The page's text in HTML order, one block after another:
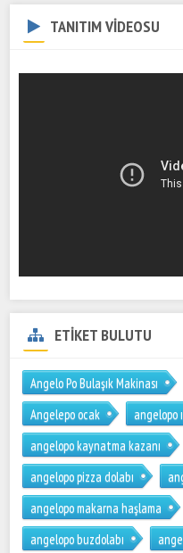
TANITIM VİDEOSU
ETİKET BULUTU
Angelo Po Bulaşık Makinası
Angelepo ocak
angelopo
angelopo kaynatma kazanı
angelopo pizza dolabı
angelopo makarna haşlama
angelopo buzdolabı